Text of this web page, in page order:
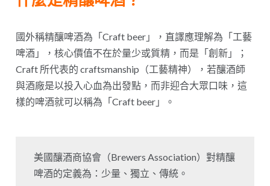
國外稱精釀啤酒為「Craft beer」，直譯應理解為「工藝
啤酒」，核心價值不在於量少或質精，而是「創新」；
Craft 所代表的 craftsmanship（工藝精神），若釀酒師
與酒廠是以投入心血為出發點，而非迎合大眾口味，這
樣的啤酒就可以稱為「Craft beer」。
美國釀酒商協會（Brewers Association）對精釀
啤酒的定義為：少量、獨立、傳統。